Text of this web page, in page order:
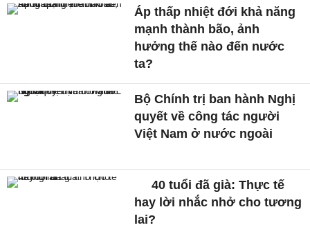
Áp thấp nhiệt đới khả năng
mạnh thành bão, ảnh
hưởng thế nào đến nước
ta?
Bộ Chính trị ban hành Nghị
quyết về công tác người
Việt Nam ở nước ngoài
40 tuổi đã già: Thực tế
hay lời nhắc nhở cho tương
lai?